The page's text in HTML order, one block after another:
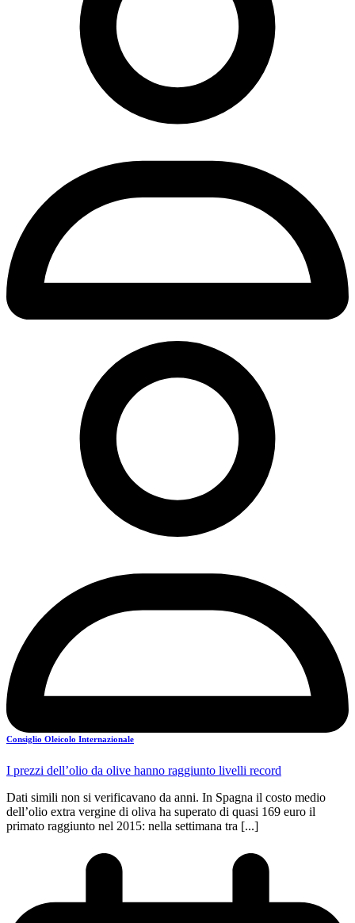
Consiglio Oleicolo Internazionale
I prezzi dell’olio da olive hanno raggiunto livelli record
Dati simili non si verificavano da anni. In Spagna il costo medio
dell’olio extra vergine di oliva ha superato di quasi 169 euro il
primato raggiunto nel 2015: nella settimana tra [...]